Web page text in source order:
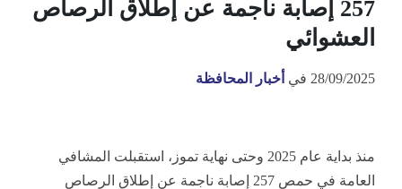
257 إصابة ناجمة عن إطلاق الرصاص
العشوائي
28/09/2025 في أخبار المحافظة
منذ بداية عام 2025 وحتى نهاية تموز، استقبلت المشافي
العامة في حمص 257 إصابة ناجمة عن إطلاق الرصاص